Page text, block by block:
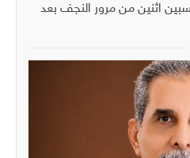
اثنين من مرور النجف بعد